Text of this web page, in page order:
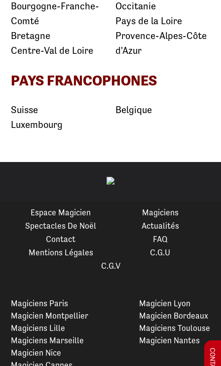
Bourgogne-Franche-
Comté
Bretagne
Centre-Val de Loire
Occitanie
Pays de la Loire
Provence-Alpes-Côte
d'Azur
PAYS FRANCOPHONES
Suisse
Luxembourg
Belgique
Espace Magicien
Magiciens
Spectacles De Noël
Actualités
Contact
FAQ
Mentions Légales
C.G.U
C.G.V
Magiciens Paris
Magicien Montpellier
Magiciens Lille
Magiciens Marseille
Magicien Lyon
Magicien Bordeaux
Magiciens Toulouse
Magicien Nantes
Magicien Nice